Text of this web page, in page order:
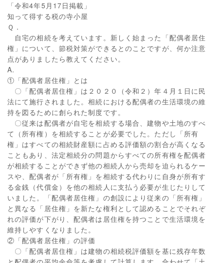
「令和4年5月17日掲載」
知って得する税の寺小屋
Ｑ．
自宅の相続を考えています。新しく始まった「配偶者居住
権」について、節税対策ができるとのことですが、何か注意
点がありましたら教えてください。
A.
①「配偶者居住権」とは
〇「配偶者居住権」は２０２０（令和２）年４月１日に民
法にて施行されました。相続における配偶者の生活環境の維
持を図るために創られた制度です。
〇従来は配偶者が自宅を相続する場合、建物や土地のすべ
て（所有権）を相続することが必要でした。ただし「所有
権」はすべての相続財産額に占める評価額の割合が高くなる
こともあり、法定相続分の問題からすべての所有権を配偶者
が相続することができず他の相続人から売却を迫られるケー
スや、配偶者が「所有権」を相続する代わりに自身が所有す
る金銭（代償金）を他の相続人に支払う必要が生じたりして
いました。「配偶者居住権」の創設により従来の「所有権」
と異なる「居住権」を新たな権利として認めることでそれぞ
れの評価が下がり、配偶者は居住権を持つことで生活環境を
維持しやすくなりました。
②「配偶者居住権」の評価
〇「配偶者居住権」は建物の相続税評価額を基に残存年数